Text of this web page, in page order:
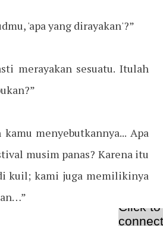
'apa yang dirayakan'?”
merayakan sesuatu. Itulah
kamu menyebutkannya... Apa
musim panas? Karena itu
kuil; kami juga memilikinya